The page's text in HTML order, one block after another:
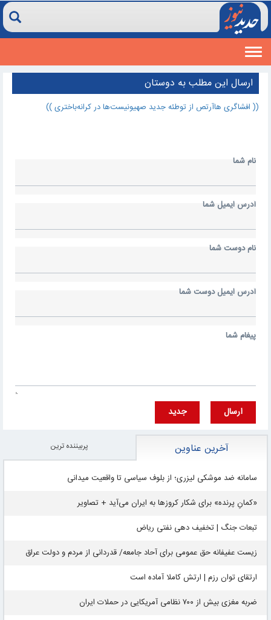
Toggle
navigation
ارسال اين مطلب به دوستان
(( افشاگری هاآرتص از توطئه جدید صهیونیست‌ها در کرانه‌باختری ))
نام شما
آدرس ايميل شما
نام دوست شما
آدرس ايميل دوست شما
پيغام شما
ارسال جديد
آخرین عناوین پربيننده ترين
سامانه ضد موشکی لیزری؛ از بلوف سیاسی تا واقعیت میدانی
«کمانِ پرنده» برای شکار کروزها به ایران می‌آید + تصاویر
تبعات جنگ | تخفیف دهی نفتی ریاض
زیست عفیفانه حق عمومی برای آحاد جامعه/ قدردانی از مردم و دولت عراق
ارتقای توان رزم | ارتش کاملا آماده است
ضربه مغزی بیش از ۷۰۰ نظامی آمریکایی در حملات ایران